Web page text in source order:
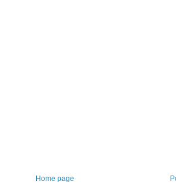
Home page